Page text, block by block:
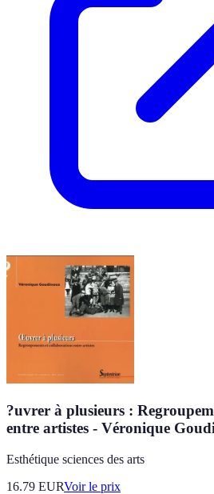
?uvrer à plusieurs :
entre artistes - Véronique
Esthétique sciences des arts
16.79 EURVoir le prix